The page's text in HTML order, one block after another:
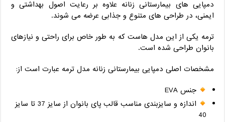
دمپایی های بیمارستانی زنانه علاوه بر رعایت اصول بهداشتی و
ایمنی، در طراحی های متنوع و جذابی عرضه می شوند.
ترمه یکی از این مدل هاست که به طور خاص برای راحتی و نیازهای
بانوان طراحی شده است.
مشخصات اصلی دمپایی بیمارستانی زنانه مدل ترمه عبارت است از:
جنس EVA
اندازه و سایز‌بندی مناسب قالب پای بانوان از سایز 37 تا سایز
40